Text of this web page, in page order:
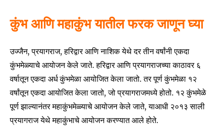
कुंभ आणि महाकुंभ यातील फरक जाणून घ्या
उज्जैन, प्रयागराज, हरिद्वार आणि नाशिक येथे दर तीन वर्षांनी एकदा
कुंभमेळ्याचे आयोजन केले जाते. हरिद्वार आणि प्रयागराजच्या काठावर ६
वर्षातून एकदा अर्ध कुंभमेळा आयोजित केला जातो. तर पूर्ण कुंभमेळा १२
वर्षांतून एकदा आयोजित केला जातो, जो प्रयागराजमध्ये होतो. १२ कुंभमेळे
पूर्ण झाल्यानंतर महाकुंभमेळ्याचे आयोजन केले जाते, याआधी २०१३ साली
प्रयागराज येथे महाकुंभाचे आयोजन करण्यात आले होते.